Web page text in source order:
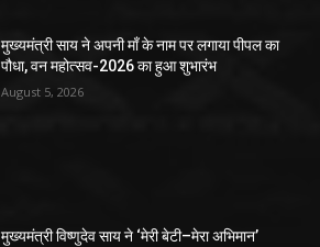
मुख्यमंत्री साय ने अपनी माँ के नाम पर लगाया पीपल का
पौधा, वन महोत्सव-2026 का हुआ शुभारंभ
August 5, 2026
मुख्यमंत्री विष्णुदेव साय ने ‘मेरी बेटी–मेरा अभिमान’